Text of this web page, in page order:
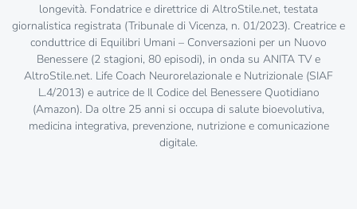
longevità. Fondatrice e direttrice di AltroStile.net, testata
giornalistica registrata (Tribunale di Vicenza, n. 01/2023). Creatrice e
conduttrice di Equilibri Umani – Conversazioni per un Nuovo
Benessere (2 stagioni, 80 episodi), in onda su ANITA TV e
AltroStile.net. Life Coach Neurorelazionale e Nutrizionale (SIAF
L.4/2013) e autrice de Il Codice del Benessere Quotidiano
(Amazon). Da oltre 25 anni si occupa di salute bioevolutiva,
medicina integrativa, prevenzione, nutrizione e comunicazione
digitale.